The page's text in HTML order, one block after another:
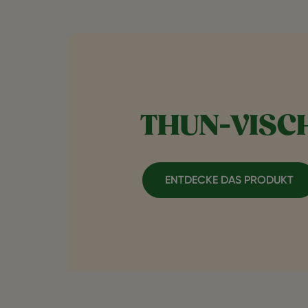
THUN-
ENTDECKE DAS PRODUKT